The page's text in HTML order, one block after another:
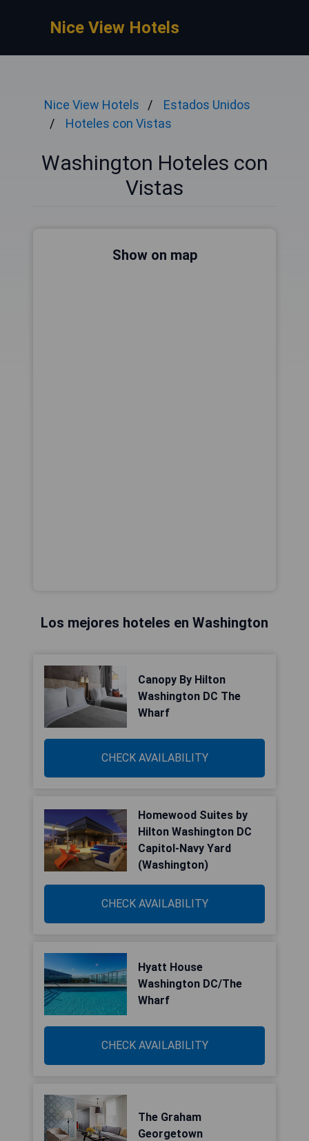
Nice View Hotels
Nice View Hotels
Estados Unidos
Hoteles con Vistas
Washington Hoteles con
Vistas
Show on map
Los mejores hoteles en Washington
Canopy By Hilton
Washington DC The
Wharf
CHECK AVAILABILITY
Homewood Suites by
Hilton Washington DC
Capitol-Navy Yard
(Washington)
CHECK AVAILABILITY
Hyatt House
Washington DC/The
Wharf
CHECK AVAILABILITY
The Graham
Georgetown